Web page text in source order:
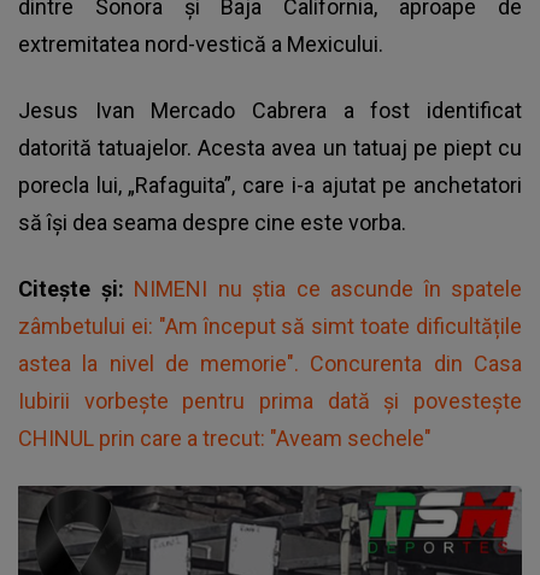
dintre Sonora și Baja California, aproape de
extremitatea nord-vestică a Mexicului.
Jesus Ivan Mercado Cabrera a fost identificat
datorită tatuajelor. Acesta avea un tatuaj pe piept cu
porecla lui, „Rafaguita”, care i-a ajutat pe anchetatori
să își dea seama despre cine este vorba.
Citește și: NIMENI nu știa ce ascunde în spatele
zâmbetului ei: "Am început să simt toate dificultățile
astea la nivel de memorie". Concurenta din Casa
Iubirii vorbește pentru prima dată și povestește
CHINUL prin care a trecut: "Aveam sechele"